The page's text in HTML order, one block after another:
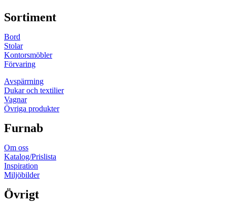
Sortiment
Bord
Stolar
Kontorsmöbler
Förvaring
Avspärrning
Dukar och textilier
Vagnar
Övriga produkter
Furnab
Om oss
Katalog/Prislista
Inspiration
Miljöbilder
Övrigt